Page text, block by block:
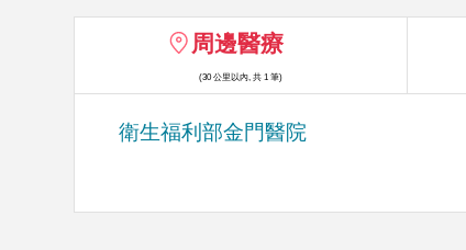
周邊醫療
(30 公里以內, 共 1 筆)
衛生福利部金門醫院